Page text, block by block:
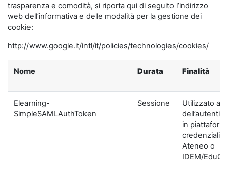
trasparenza e comodità, si riporta qui di seguito l’indirizzo
web dell’informativa e delle modalità per la gestione dei
cookie:
http://www.google.it/intl/it/policies/technologies/cookies/
Nome Durata Finalità
Elearning-
SimpleSAMLAuthToken
Sessione
Utilizzato ai
in
credenziali di
Ateneo o
IDEM/